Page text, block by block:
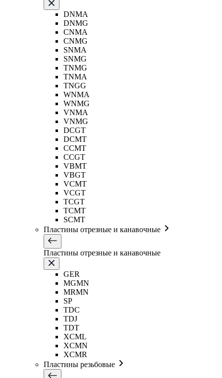
DNMA
DNMG
CNMA
CNMG
SNMA
SNMG
TNMG
TNMA
TNGG
WNMA
WNMG
VNMA
VNMG
DCGT
DCMT
CCMT
CCGT
VBMT
VBGT
VCMT
VCGT
TCGT
TCMT
SCMT
Пластины отрезные и канавочные
Пластины отрезные и канавочные
GER
MGMN
MRMN
SP
TDC
TDJ
TDT
XCML
XCMN
XCMR
Пластины резьбовые